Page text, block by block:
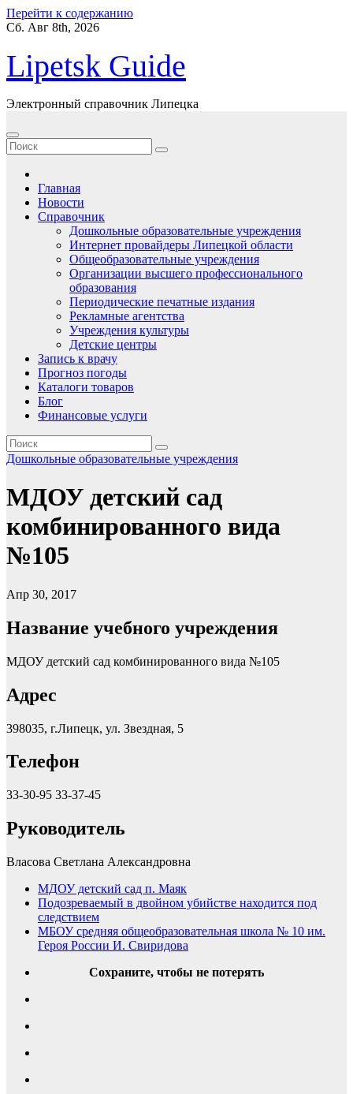
Перейти к содержанию
Сб. Авг 8th, 2026
Lipetsk Guide
Электронный справочник Липецка
Главная
Новости
Справочник
Дошкольные образовательные учреждения
Интернет провайдеры Липецкой области
Общеобразовательные учреждения
Организации высшего профессионального
образования
Периодические печатные издания
Рекламные агентства
Учреждения культуры
Детские центры
Запись к врачу
Прогноз погоды
Каталоги товаров
Блог
Финансовые услуги
Дошкольные образовательные учреждения
МДОУ детский сад
комбинированного вида
№105
Апр 30, 2017
Название учебного учреждения
МДОУ детский сад комбинированного вида №105
Адрес
398035, г.Липецк, ул. Звездная, 5
Телефон
33-30-95 33-37-45
Руководитель
Власова Светлана Александровна
МДОУ детский сад п. Маяк
Подозреваемый в двойном убийстве находится под
следствием
МБОУ средняя общеобразовательная школа № 10 им.
Героя России И. Свиридова
Сохраните, чтобы не потерять